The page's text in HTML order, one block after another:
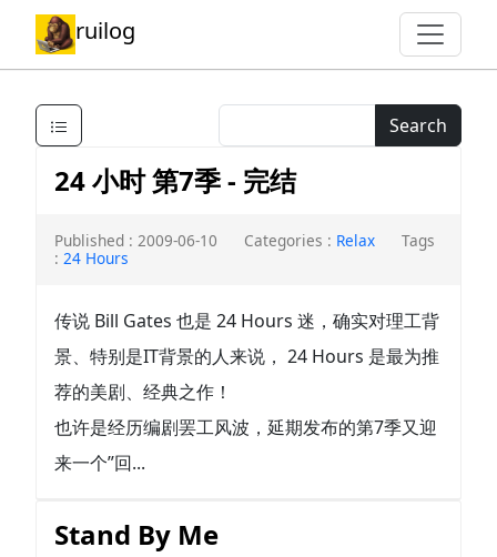
ruilog
Search
24 小时 第7季 - 完结
Published : 2009-06-10 Categories : Relax
Tags
: 24 Hours
传说 Bill Gates 也是 24 Hours 迷，确实对理工背
景、特别是IT背景的人来说， 24 Hours 是最为推
荐的美剧、经典之作！
也许是经历编剧罢工风波，延期发布的第7季又迎
来一个”回...
Stand By Me